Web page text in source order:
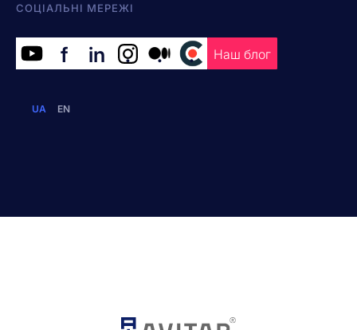
СОЦІАЛЬНІ МЕРЕЖІ
f in . . . Наш блог
UA EN